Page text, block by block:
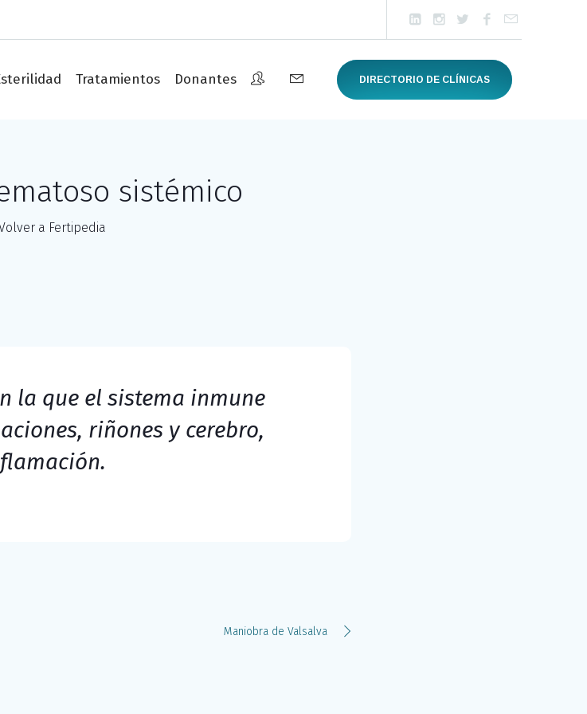
DIRECTORIO DE CLÍNICAS
Tratamientos Donantes
sistémico
a Fertipedia
la que el sistema inmune
riñones y cerebro,
Maniobra de Valsalva